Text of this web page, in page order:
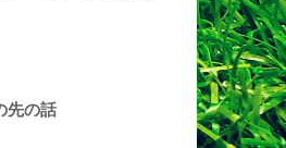
先の話